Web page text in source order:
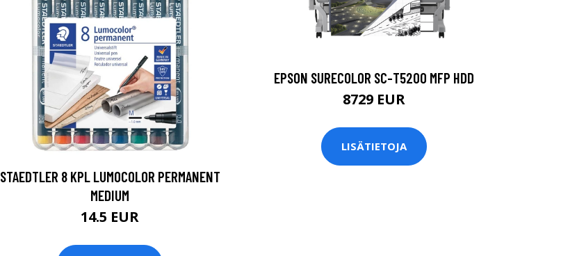
STAEDTLER 8 KPL LUMOCOLOR PERMANENT
MEDIUM
14.5 EUR
EPSON SURECOLOR SC-T5200 MFP HDD
8729 EUR
LISÄTIETOJA